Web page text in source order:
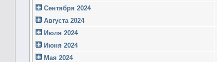
Сентября 2024
Августа 2024
Июля 2024
Июня 2024
Мая 2024